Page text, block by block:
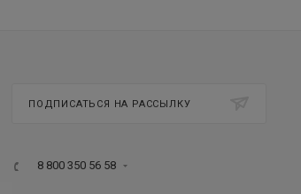
ПОДПИСАТЬСЯ НА РАССЫЛКУ
8 800 350 56 58